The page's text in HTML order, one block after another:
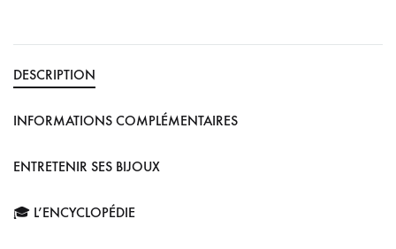
DESCRIPTION
INFORMATIONS COMPLÉMENTAIRES
ENTRETENIR SES BIJOUX
🎓 L’ENCYCLOPÉDIE